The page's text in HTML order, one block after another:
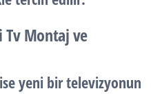
Tv Montaj ve
yeni bir televizyonun